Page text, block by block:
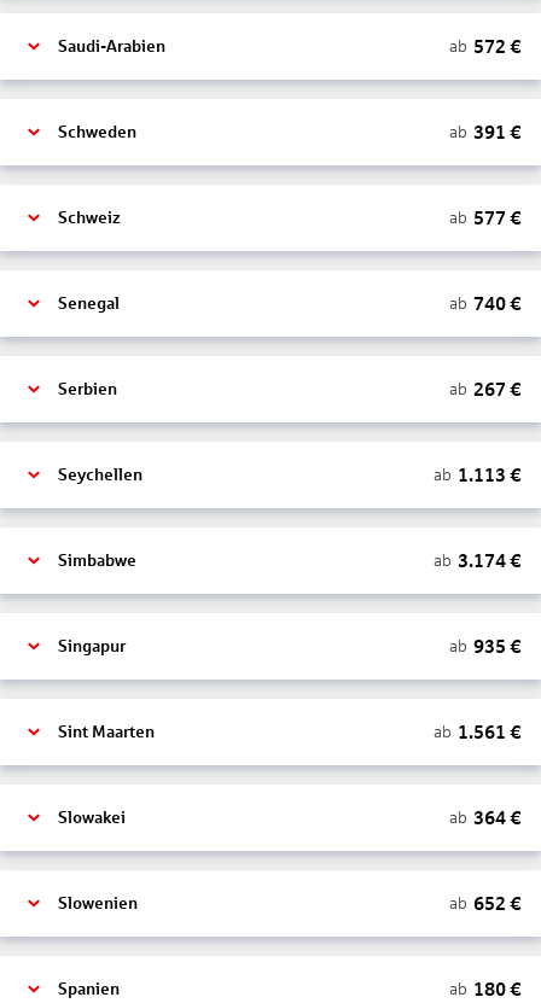
Saudi-Arabien ab 572 €
Schweden ab 391 €
Schweiz ab 577 €
Senegal ab 740€
Serbien ab 267 €
Seychellen ab 1.113 €
Simbabwe ab 3.174€
Singapur ab 935 €
Sint Maarten ab 1.561 €
Slowakei ab 364€
Slowenien ab 652 €
Spanien ab 180€